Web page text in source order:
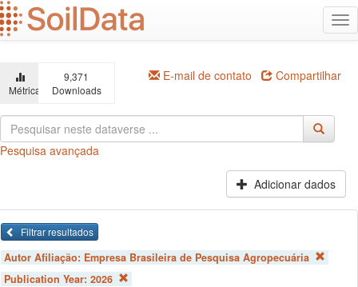
Ir
para
o
principal
Métricas
9,371
Downloads
E-mail de contato Compartilhar
Pesquisa avançada
Adicionar dados
Filtrar resultados
Autor Afiliação: Empresa Brasileira de Pesquisa Agropecuária
Publication Year: 2026